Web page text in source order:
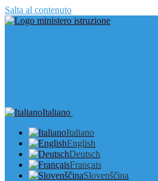
Salta al contenuto
Italiano
Italiano
English
Deutsch
Français
Slovenščina